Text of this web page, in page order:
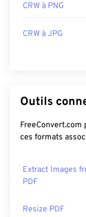
CRW à PNG
CRW à JPG
Outils
ces formats
Extract Images
PDF
Resize PDF